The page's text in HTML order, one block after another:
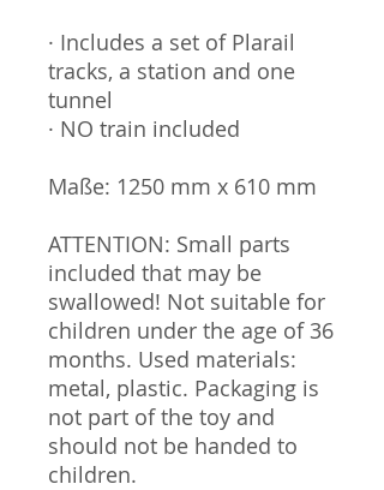
· Includes a set of Plarail
tracks, a station and one
tunnel
· NO train included
Maße: 1250 mm x 610 mm
ATTENTION: Small parts
included that may be
swallowed! Not suitable for
children under the age of 36
months. Used materials:
metal, plastic. Packaging is
not part of the toy and
should not be handed to
children.